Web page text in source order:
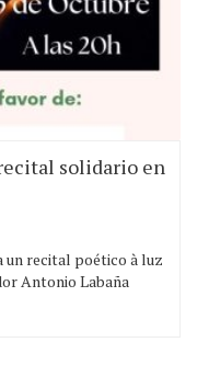
solidario en
recital poético à luz
Antonio Labaña